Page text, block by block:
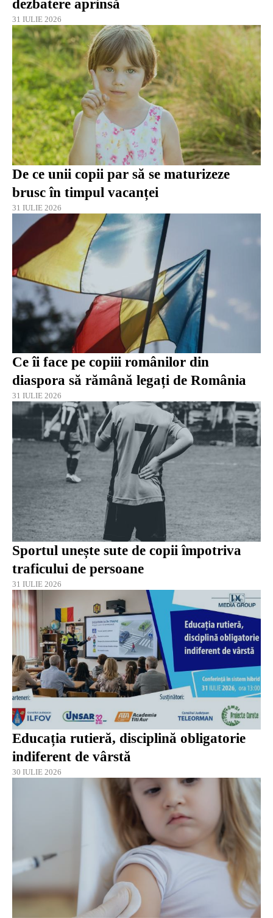
dezbatere aprinsă
31 IULIE 2026
De ce unii copii par să se maturizeze
brusc în timpul vacanței
31 IULIE 2026
Ce îi face pe copiii românilor din
diaspora să rămână legați de România
31 IULIE 2026
Sportul unește sute de copii împotriva
traficului de persoane
31 IULIE 2026
Educația rutieră, disciplină obligatorie
indiferent de vârstă
30 IULIE 2026